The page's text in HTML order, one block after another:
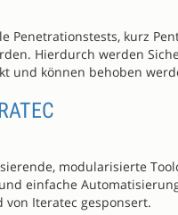
Penetrationstests, kurz
Hierdurch werden
und können behoben
modularisierte
einfache
von Iteratec gesponsert.